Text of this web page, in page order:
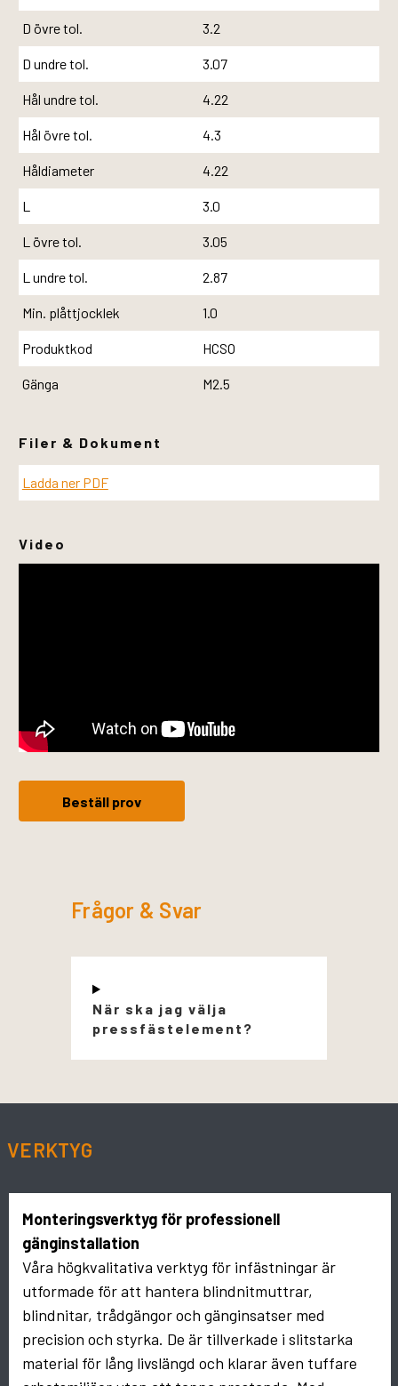
D övre tol. 3.2
D undre tol. 3.07
Hål undre tol. 4.22
Hål övre tol. 4.3
Håldiameter 4.22
L 3.0
L övre tol. 3.05
L undre tol. 2.87
Min. plåttjocklek 1.0
Produktkod HCSO
Gänga M2.5
Filer & Dokument
Ladda ner PDF
Video
Beställ prov
Frågor & Svar
När ska jag välja
pressfästelement?
VERKTYG
Monteringsverktyg för professionell
gänginstallation
Våra högkvalitativa verktyg för infästningar är
utformade för att hantera blindnitmuttrar,
blindnitar, trådgängor och gänginsatser med
precision och styrka. De är tillverkade i slitstarka
material för lång livslängd och klarar även tuffare